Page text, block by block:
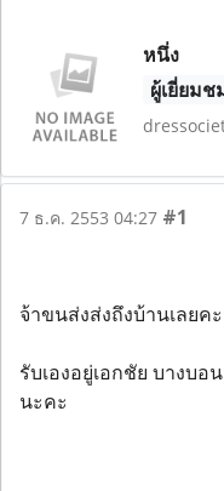
หนึ่ง
ผู้เยี่ยมช
7 ธ.ค. 2553 04:27 #1
จ้าขนส่งส่งถึงบ้านเลยค
รับเองอยู่เอกชัย บางบ
นะคะ